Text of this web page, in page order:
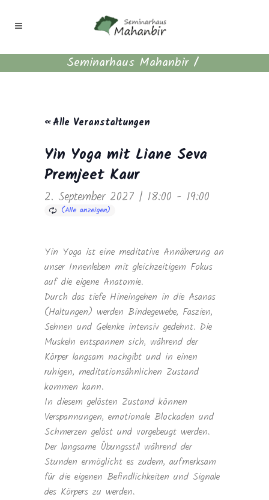
Seminarhaus Mahanbir/
« Alle Veranstaltungen
Yin Yoga mit Liane Seva
Premjeet Kaur
2. September 2027 | 18:00 - 19:00
Yin Yoga ist eine meditative Annäherung an
unser Innenleben mit gleichzeitigem Fokus
auf die eigene Anatomie.
Durch das tiefe Hineingehen in die Asanas
(Haltungen) werden Bindegewebe, Faszien,
Sehnen und Gelenke intensiv gedehnt. Die
Muskeln entspannen sich, während der
Körper langsam nachgibt und in einen
ruhigen, meditationsähnlichen Zustand
kommen kann.
In diesem gelösten Zustand können
Verspannungen, emotionale Blockaden und
Schmerzen gelöst und vorgebeugt werden.
Der langsame Übungsstil während der
Stunden ermöglicht es zudem, aufmerksam
für die eigenen Befindlichkeiten und Signale
des Körpers zu werden.